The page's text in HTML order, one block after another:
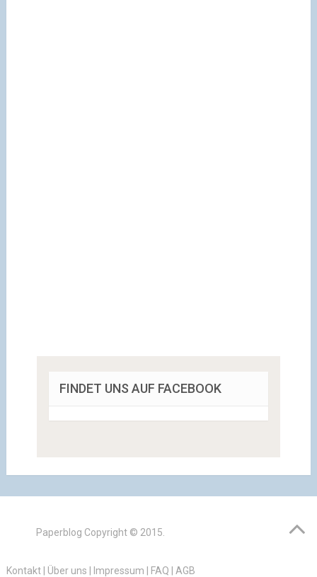
FINDET UNS AUF FACEBOOK
Paperblog Copyright © 2015.
Kontakt| Über uns Impressum FAQ AGB